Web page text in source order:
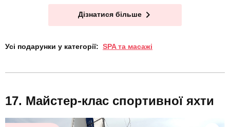
Дізнатися більше
Усі подарунки у категорії: SPA та масажі
Майстер-клас спортивної яхти